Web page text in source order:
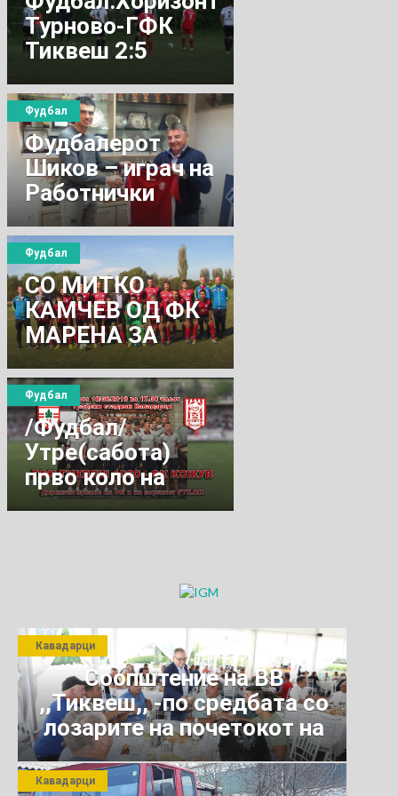
Турново-ГФК
Тиквеш 2:5
Фудбалерот
Шиков – играч на
Работнички
Фудбал
СО МИТКО
КАМЧЕВ ОД ФК
МАРЕНА ЗА
ФУДБАЛОТ И...
Фудбал
/Фудбал/
Утре(сабота)
прво коло на
Втора МФЛ-
Фудбал
Соопштение на ВВ
,,Тиквеш,, -по средбата со
лозарите на почетокот на
јули 2026 г.
Кавадарци
Кавадарци